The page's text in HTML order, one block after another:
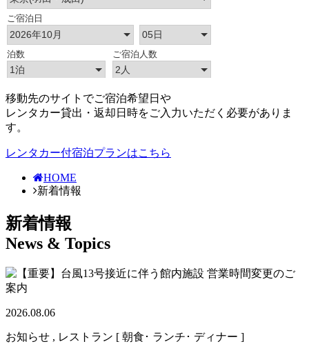
移動先のサイトでご宿泊希望日や
レンタカー貸出・返却日時をご入力いただく必要がありま
す。
レンタカー付宿泊プランはこちら
HOME
新着情報
新着情報
News & Topics
2026.08.06
お知らせ , レストラン [ 朝食･ ランチ･ ディナー ]